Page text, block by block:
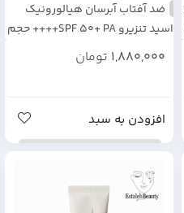
ضد آفتاب آبرسان هیالورونیک
اسید تنزیرو SPF 50+ PA++++ حجم
1,880,000 تومان
افزودن به سبد